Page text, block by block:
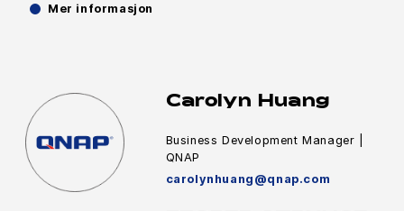
Mer informasjon
Carolyn Huang
Business Development Manager |
QNAP
carolynhuang@qnap.com